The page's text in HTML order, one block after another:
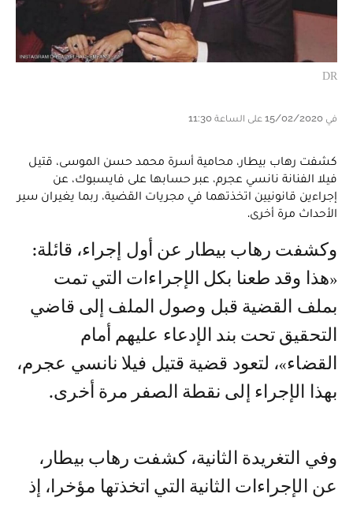
DR
في 15/02/2020 على الساعة 11:30
كشفت رهاب بيطار، محامية أسرة محمد حسن الموسى، قتيل
فيلا الفنانة نانسي عجرم، عبر حسابها على فايسبوك، عن
إجراءين قانونيين اتخذتهما في مجريات القضية، ربما يغيران سير
الأحداث مرة أخرى.
وكشفت رهاب بيطار عن أول إجراء، قائلة:
«هذا وقد طعنا بكل الإجراءات التي تمت
بملف القضية قبل وصول الملف إلى قاضي
التحقيق تحت بند الإدعاء عليهم أمام
القضاء»، لتعود قضية قتيل فيلا نانسي عجرم،
بهذا الإجراء إلى نقطة الصفر مرة أخرى.
وفي التغريدة الثانية، كشفت رهاب بيطار،
عن الإجراءات الثانية التي اتخذتها مؤخرا، إذ